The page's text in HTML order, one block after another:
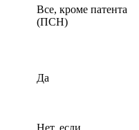
Все, кроме патента
(ПСН)
Да
Нет, если